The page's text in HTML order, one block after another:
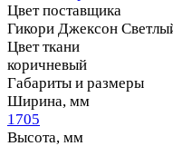
Цвет поставщика
Гикори Джексон
Цвет ткани
коричневый
Габариты и размеры
Ширина, мм
1705
Высота, мм